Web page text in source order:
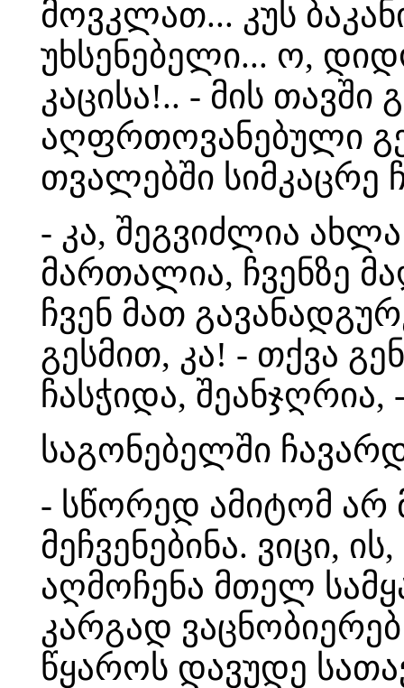
მოვკლათ... კუს
უხსენებელი... ო,
კაცისა!.. - მის
აღფრთოვანებული
თვალებში სიმკაცრე
- კა, შეგვიძლია
მართალია, ჩვენზე
ჩვენ მათ
გესმით, კა! - თქვა
ჩასჭიდა, შეანჯღრია,
საგონებელში
- სწორედ ამიტომ არ
მეჩვენებინა. ვიცი,
აღმოჩენა მთელ
კარგად ვაცნობიერებ
წყაროს დავუდე